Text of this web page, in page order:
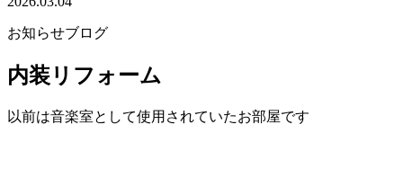
お知らせブログ
内装リフォーム
以前は音楽室として使用されていたお部屋です